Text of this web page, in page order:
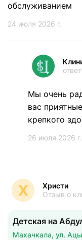
обслуживанием
24 июля 2026 г.
Мы очень
вас
крепкого
26 июля 2026
Х
Христи
Отзыв о
Детская на
Махачкала, ул.